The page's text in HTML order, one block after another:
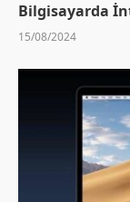
Bilgisayarda
15/08/2024